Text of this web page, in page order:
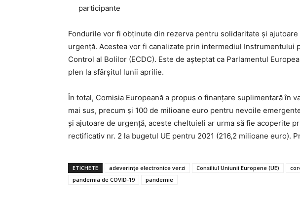
participante
Fondurile vor fi obţinute din rezerva pentru solidaritate şi
urgenţă. Acestea vor fi canalizate prin intermediul
Control al Bolilor (ECDC). Este de aşteptat ca Parlamentul
plen la sfârşitul lunii aprilie.
În total, Comisia Europeană a propus o finanţare suplimentară în
mai sus, precum şi 100 de milioane euro pentru nevoile
şi ajutoare de urgenţă, aceste cheltuieli ar urma să fie acoperite
rectificativ nr. 2 la bugetul UE pentru 2021 (216,2 milioane euro).
ETICHETE adeverinţe electronice verzi Consiliul Uniunii Europene (UE)
pandemia de COVID-19
pandemie